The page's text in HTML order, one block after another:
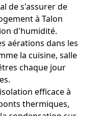
de s'assurer de
à Talon
d'humidité.
aérations dans les
la cuisine, salle
chaque jour
efficace à
thermiques,